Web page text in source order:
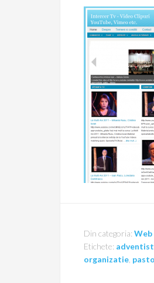
Din categoria:
Etichete: adventist
organizatie